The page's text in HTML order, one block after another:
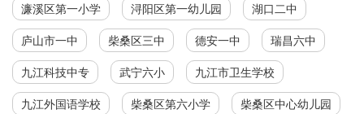
濂溪区第一小学 浔阳区第一幼儿园 湖口二中
庐山市一中 柴桑区三中 德安一中 瑞昌六中
九江科技中专 武宁六小 九江市卫生学校
九江外国语学校 柴桑区第六小学 柴桑区中心幼儿园